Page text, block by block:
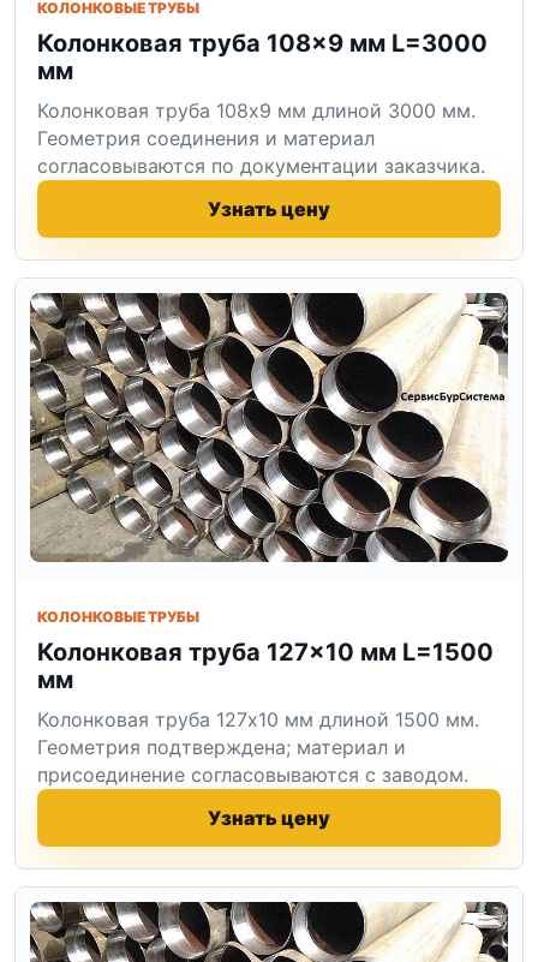
КОЛОНКОВЫЕ ТРУБЫ
Колонковая труба 108×9 мм L=3000
мм
Колонковая труба 108x9 мм длиной 3000 мм.
Геометрия соединения и материал
согласовываются по документации заказчика.
Узнать цену
КОЛОНКОВЫЕ ТРУБЫ
Колонковая труба 127×10 мм L=1500
мм
Колонковая труба 127x10 мм длиной 1500 мм.
Геометрия подтверждена; материал и
присоединение согласовываются с заводом.
Узнать цену